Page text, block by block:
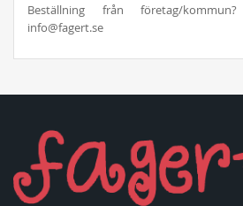
Beställning från företag/
info@fagert.se